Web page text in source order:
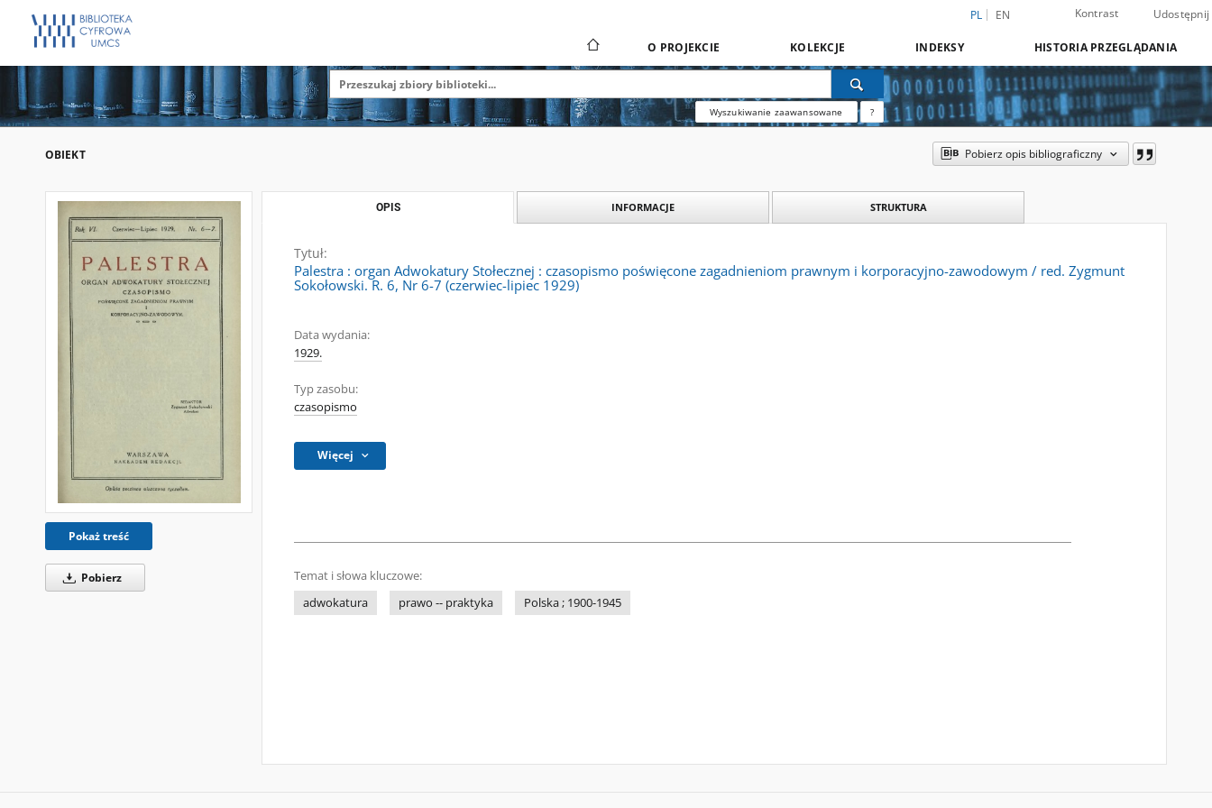
PL EN Kontrast Udostępnij
O PROJEKCIE KOLEKCJE INDEKSY HISTORIA PRZEGLĄDANIA
Wyszukiwanie zaawansowane ?
OBIEKT Pobierz opis bibliograficzny
Pokaż treść
Pobierz
OPIS INFORMACJE STRUKTURA
Tytuł:
Palestra : organ Adwokatury Stołecznej : czasopismo poświęcone zagadnieniom prawnym i korporacyjno-zawodowym / red. Zygmunt
Sokołowski. R. 6, Nr 6-7 (czerwiec-lipiec 1929)
Data wydania:
1929.
Typ zasobu:
czasopismo
Więcej
Temat i słowa kluczowe:
adwokatura
prawo -- praktyka Polska ; 1900-1945